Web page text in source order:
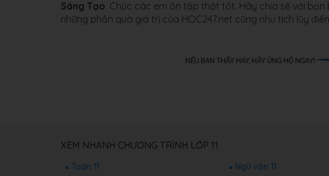
Sáng Tạo. Chúc các em ôn tập thật tốt. Hãy chia sẽ với
những phần quà giá trị của HOC247.net cũng như tích lũy
XEM NHANH CHƯƠNG TRÌNH LỚP 11
Toán 11 Ngữ văn 11